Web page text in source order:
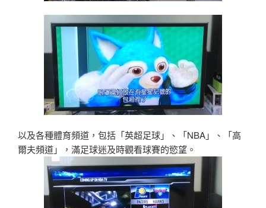
以及各種體育頻道，包括「英超足球」、「NBA」、「高
爾夫頻道」，滿足球迷及時觀看球賽的慾望。